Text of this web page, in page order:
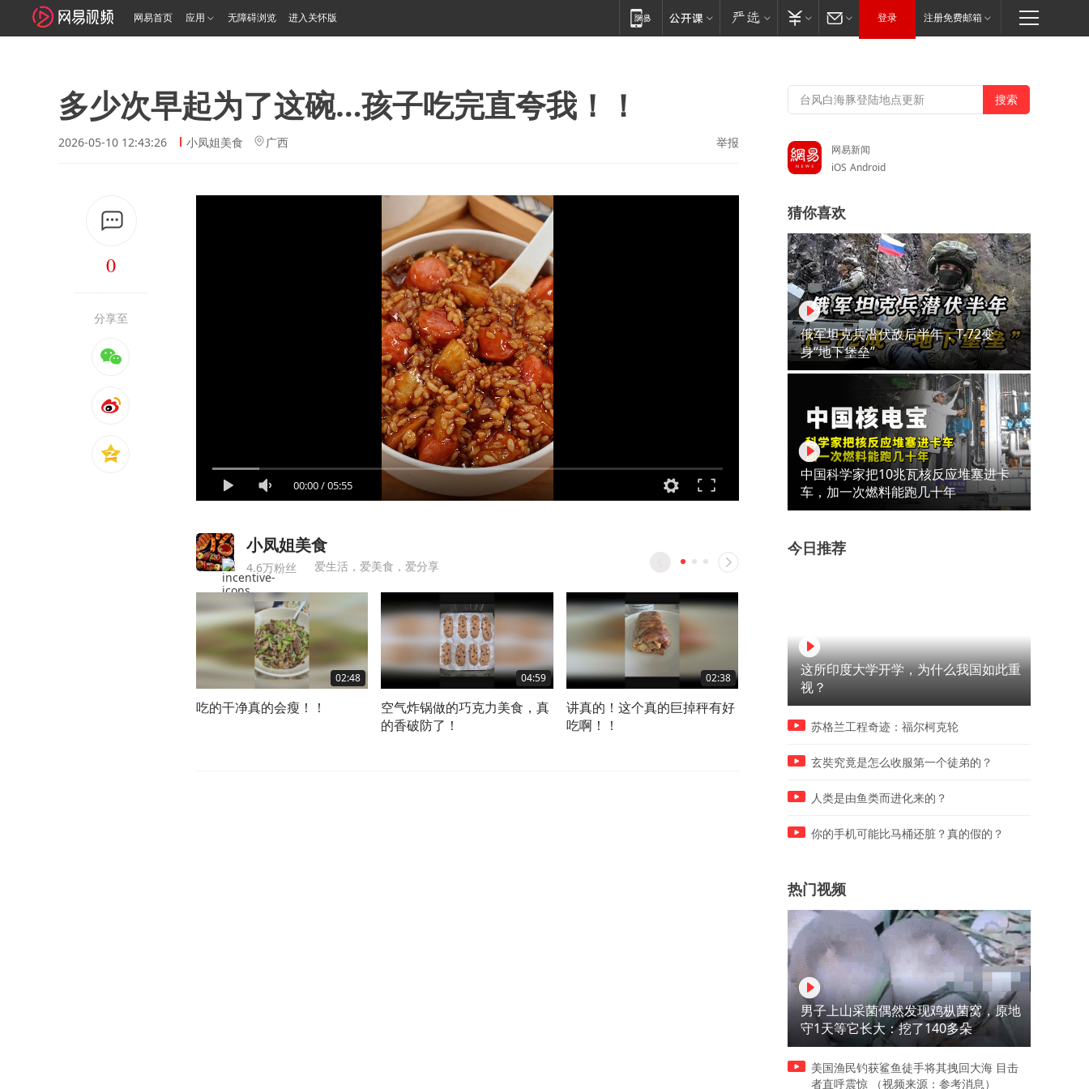
网易首页 应用 无障碍浏览 进入关怀版 登录 注册免费邮箱
多少次早起为了这碗…孩子吃完直夸我！！
2026-05-10 12:43:26 小凤姐美食 广西 举报
0
分享至
00:00/05:55
小凤姐美食
4.6万粉丝 爱生活，爱美食，爱分享
02:48
吃的干净真的会瘦！！
04:59
空气炸锅做的巧克力美食，真
的香破防了！
02:38
讲真的！这个真的巨掉秤有好
吃啊！！
02:59
讲真的！这个真的巨掉秤有好
吃啊！！
有手就会的空气炸锅手抓饼
法！！
网易新闻
iOS Android
猜你喜欢
俄军坦克兵潜伏敌后半年，T-72变
身“地下堡垒”
中国科学家把10兆瓦核反应堆塞进卡
车，加一次燃料能跑几十年
今日推荐
这所印度大学开学，为什么我国如此重
视？
苏格兰工程奇迹：福尔柯克轮
玄奘究竟是怎么收服第一个徒弟的？
人类是由鱼类而进化来的？
你的手机可能比马桶还脏？真的假的？
热门视频
男子上山采菌偶然发现鸡枞菌窝，原地
守1天等它长大：挖了140多朵
美国渔民钓获鲨鱼徒手将其拽回大海 目击
者直呼震惊 （视频来源：参考消息）